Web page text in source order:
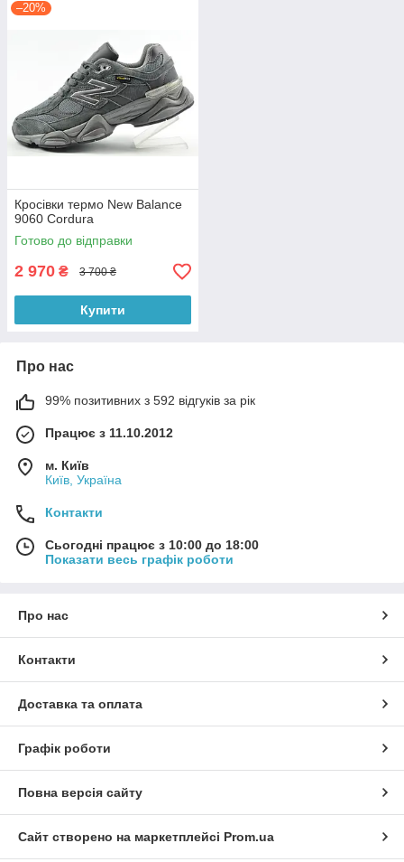
–20%
Кросівки термо New Balance
9060 Cordura
Готово до відправки
2 970 ₴ 3 700 ₴
Купити
Про нас
99% позитивних з 592 відгуків за рік
Працює з 11.10.2012
м. Київ
Київ, Україна
Контакти
Сьогодні працює з 10:00 до 18:00
Показати весь графік роботи
Про нас
Контакти
Доставка та оплата
Графік роботи
Повна версія сайту
Сайт створено на маркетплейсі Prom.ua